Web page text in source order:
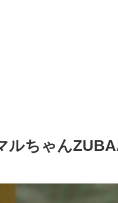
ルちゃん